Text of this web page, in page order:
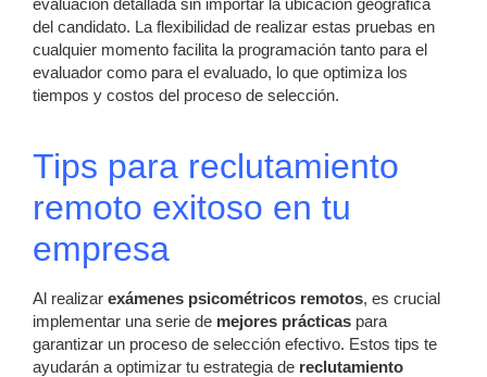
evaluación detallada sin importar la ubicación geográfica
del candidato. La flexibilidad de realizar estas pruebas en
cualquier momento facilita la programación tanto para el
evaluador como para el evaluado, lo que optimiza los
tiempos y costos del proceso de selección.
Tips para reclutamiento
remoto exitoso en tu
empresa
Al realizar exámenes psicométricos remotos, es crucial
implementar una serie de mejores prácticas para
garantizar un proceso de selección efectivo. Estos tips te
ayudarán a optimizar tu estrategia de reclutamiento